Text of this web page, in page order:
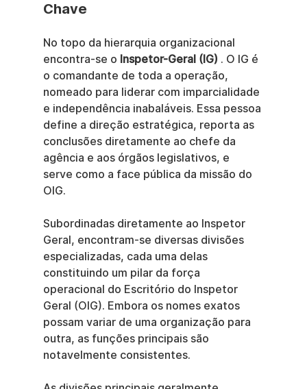
Chave
No topo da hierarquia organizacional
encontra-se o Inspetor-Geral (IG) . O IG é
o comandante de toda a operação,
nomeado para liderar com imparcialidade
e independência inabaláveis. Essa pessoa
define a direção estratégica, reporta as
conclusões diretamente ao chefe da
agência e aos órgãos legislativos, e
serve como a face pública da missão do
OIG.
Subordinadas diretamente ao Inspetor
Geral, encontram-se diversas divisões
especializadas, cada uma delas
constituindo um pilar da força
operacional do Escritório do Inspetor
Geral (OIG). Embora os nomes exatos
possam variar de uma organização para
outra, as funções principais são
notavelmente consistentes.